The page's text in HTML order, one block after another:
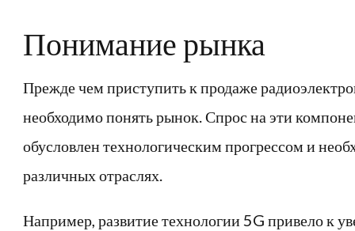
Понимание рынка
Прежде чем приступить к продаже
необходимо понять рынок. Спрос на эти
обусловлен технологическим прогрессом и
различных отраслях.
Например, развитие технологии 5G привело к